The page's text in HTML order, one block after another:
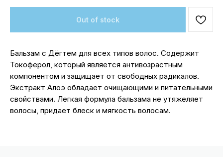
Out of stock
Бальзам с Дёгтем для всех типов волос. Содержит
Токоферол, который является антивозрастным
компонентом и защищает от свободных радикалов.
Экстракт Алоэ обладает очищающими и питательными
свойствами. Легкая формула бальзама не утяжеляет
волосы, придает блеск и мягкость волосам.